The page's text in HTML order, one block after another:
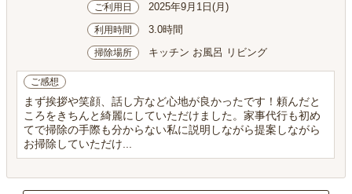
ご利用日 2025年9月1日(月)
利用時間 3.0時間
掃除場所 キッチン お風呂 リビング
ご感想
まず挨拶や笑顔、話し方など心地が良かったです！頼んだと
ころをきちんと綺麗にしていただけました。家事代行も初め
てで掃除の手際も分からない私に説明しながら提案しながら
お掃除していただけ...